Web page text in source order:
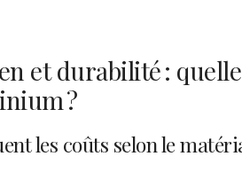
et durabilité :
?
les coûts selon le